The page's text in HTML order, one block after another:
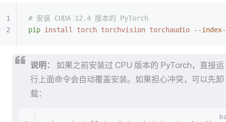
# 安装 CUDA 12.4 版本的 PyTorch
pip install torch torchvision torchaudio --
说明：
如果之前安装过 CPU 版本的 PyTorch，直接运
行上面命令会自动覆盖安装。如果担心冲突，可以先卸
载：